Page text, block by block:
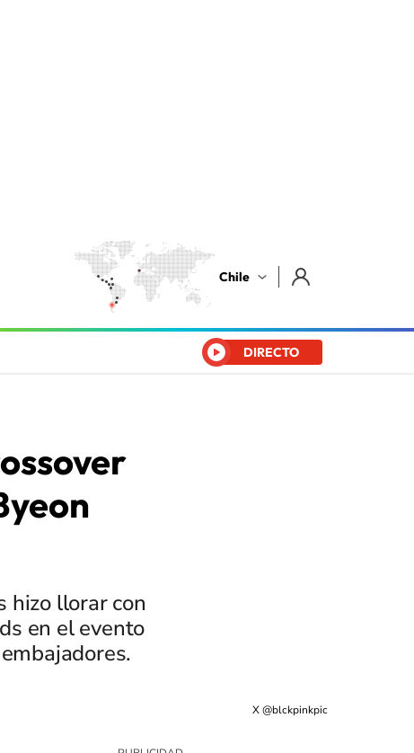
Chile
DIRECTO
hizo llorar con
en el evento
X @blckpinkpic